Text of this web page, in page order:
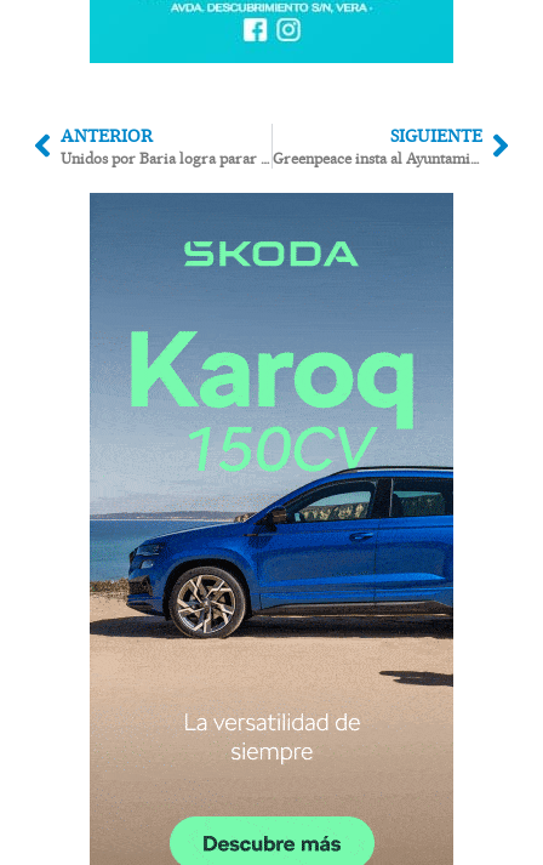
ANTERIOR
Unidos por Baria logra parar la licencia de 24 viviendas en Villaricos hasta que el juez decida si el solar merece ser protegido
SIGUIENTE
Greenpeace insta al Ayuntamiento de Carboneras a iniciar el expediente de demolición de El Algarrobico